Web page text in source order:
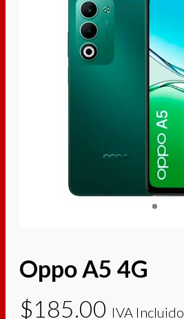
Oppo A5 4G
$185.00 IVA Incluido